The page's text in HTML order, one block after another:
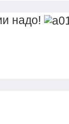
надо!